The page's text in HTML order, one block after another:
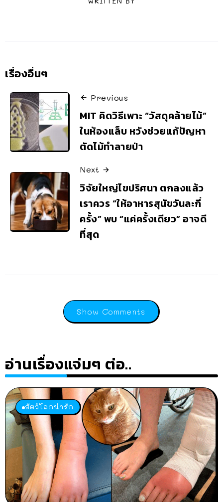
เรื่องอื่นๆ
Previous
MIT คิดวิธีเพาะ “วัสดุคล้ายไม้”
ในห้องแล็บ หวังช่วยแก้ปัญหา
ตัดไม้ทำลายป่า
Next
วิจัยใหญ่ไขปริศนา ตกลงแล้ว
เราควร “ให้อาหารสุนัขวันละกี่
ครั้ง” พบ “แค่ครั้งเดียว” อาจดี
ที่สุด
Show Comments
อ่านเรื่องแจ่มๆ ต่อ..
สัตว์โลกน่ารัก